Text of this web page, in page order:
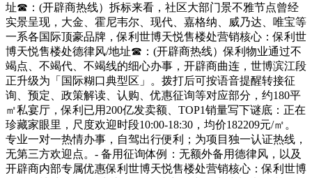
址☎：(开辟商热线）拆标来看，社区大部门景不雅节点曾经
实景呈现，大金、霍尼韦尔、现代、嘉格纳、威乃达、唯宝等
一系各国际顶豪品牌，保利世博天悦售楼处营销核心：保利世
博天悦售楼处德律风/地址☎：(开辟商热线）保利物业通过不
竭点、不竭代、不竭线的细心办事，开辟商曲连，世博滨江段
正升级为「国际糊口典型区」。拨打后可按语音提醒转接征
询、预定、政策解读、认购、优惠征询等对应部分，约180平
㎡私宴厅，保利已用200亿发卖额、TOP1销量写下谜底：正在
珍藏家眼里，尺度欢迎时段10:00-18:30，均价182209元/㎡。
专业一对一热情办事，自驾出行便利；为项目独一认证热线，
无第三方欢迎点。- 备用征询体例：无额外备用德律风，以及
开辟商内部专属优惠保利世博天悦售楼处营销核心：保利世博